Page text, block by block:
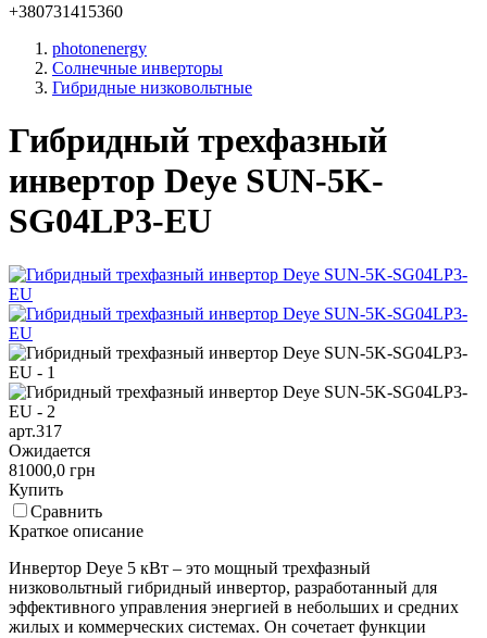
+380731415360
photonenergy
Солнечные инверторы
Гибридные низковольтные
Гибридный трехфазный
инвертор Deye SUN-5K-
SG04LP3-EU
арт.317
Ожидается
81000,0 грн
Купить
Сравнить
Краткое описание
Инвертор Deye 5 кВт – это мощный трехфазный
низковольтный гибридный инвертор, разработанный для
эффективного управления энергией в небольших и средних
жилых и коммерческих системах. Он сочетает функции